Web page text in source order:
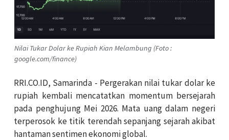
Nilai Tukar Dolar ke Rupiah Kian Melambung (Foto :
google.com/finance)
RRI.CO.ID, Samarinda - Pergerakan nilai tukar dolar ke
rupiah kembali mencatatkan momentum bersejarah
pada penghujung Mei 2026. Mata uang dalam negeri
terperosok ke titik terendah sepanjang sejarah akibat
hantaman sentimen ekonomi global.